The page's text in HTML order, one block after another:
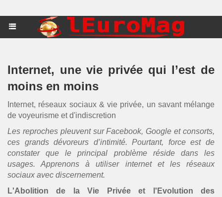
Internet, une vie privée qui l’est de
moins en moins
Internet, réseaux sociaux & vie privée, un savant mélange
de voyeurisme et d'indiscretion
Les reproches pleuvent sur Facebook, Google et consorts,
ces grands dévoreurs d’intimité. Pourtant, force est de
constater que le principal problème réside dans les
usages. Apprenons à utiliser internet et les réseaux
sociaux avec discernement.
L'Abolition de la Vie Privée et l'Evolution des